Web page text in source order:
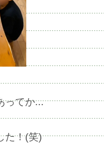
ってか...
た！(笑)